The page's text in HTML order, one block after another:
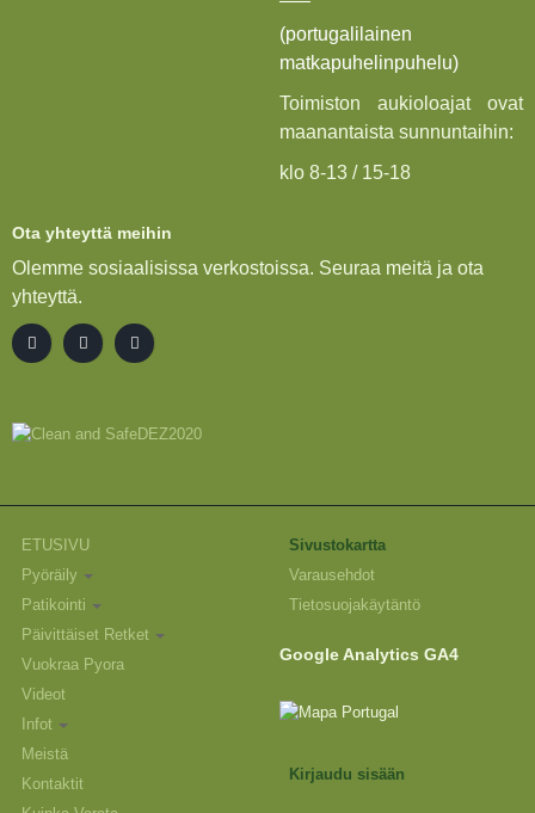
(portugalilainen
matkapuhelinpuhelu)
Toimiston aukioloajat ovat
maanantaista sunnuntaihin:
klo 8-13 / 15-18
Ota yhteyttä meihin
Olemme sosiaalisissa verkostoissa. Seuraa meitä ja ota
yhteyttä.
ETUSIVU
Pyöräily
Patikointi
Päivittäiset Retket
Vuokraa Pyora
Videot
Infot
Meistä
Kontaktit
Sivustokartta
Varausehdot
Tietosuojakäytäntö
Google Analytics GA4
Kirjaudu sisään